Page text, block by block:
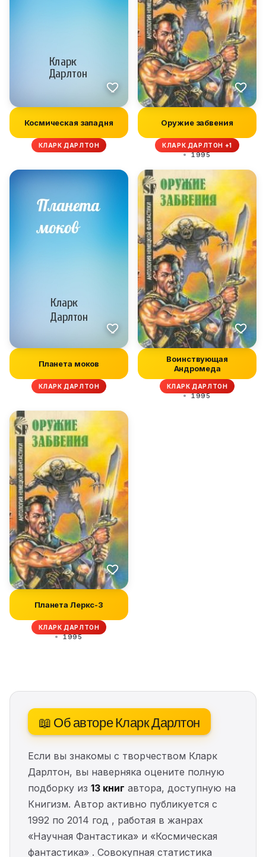
Космическая западня
КЛАРК ДАРЛТОН
Оружие забвения
КЛАРК ДАРЛТОН +1
1995
Планета моков
КЛАРК ДАРЛТОН
Воинствующая
Андромеда
КЛАРК ДАРЛТОН
1995
Планета Леркс-3
КЛАРК ДАРЛТОН
1995
📖 Об авторе Кларк Дарлтон
Если вы знакомы с творчеством Кларк
Дарлтон, вы наверняка оцените полную
подборку из 13 книг автора, доступную на
Книгизм. Автор активно публикуется с
1992 по 2014 год , работая в жанрах
«Научная Фантастика» и «Космическая
фантастика» . Совокупная статистика